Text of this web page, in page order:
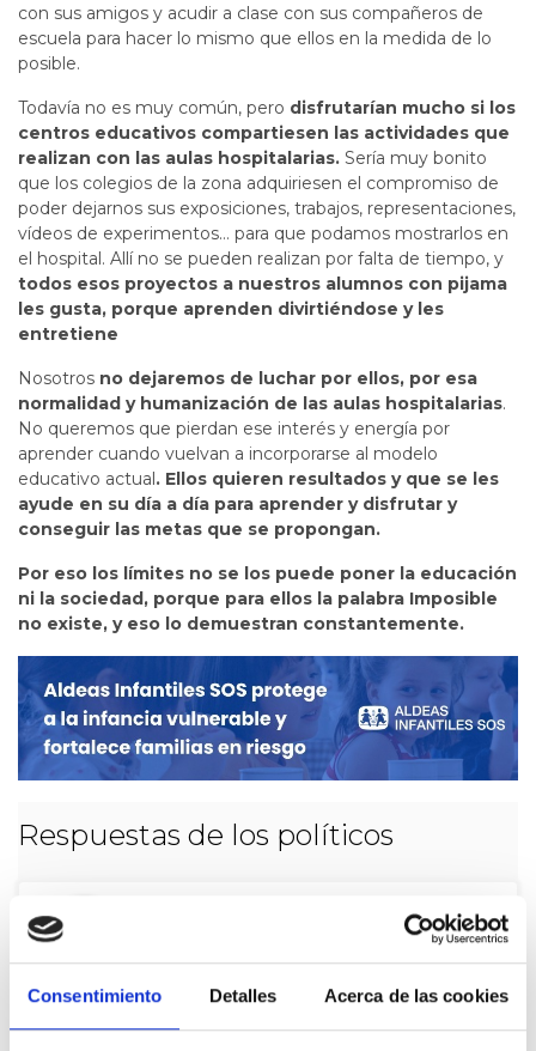
Consentimiento Detalles Acerca de las cookies
con sus amigos y acudir a clase con sus compañeros de
escuela para hacer lo mismo que ellos en la medida de lo
posible.
Todavía no es muy común, pero disfrutarían mucho si los
centros educativos compartiesen las actividades que
realizan con las aulas hospitalarias. Sería muy bonito
que los colegios de la zona adquiriesen el compromiso de
poder dejarnos sus exposiciones, trabajos, representaciones,
vídeos de experimentos… para que podamos mostrarlos en
el hospital. Allí no se pueden realizan por falta de tiempo, y
todos esos proyectos a nuestros alumnos con pijama
les gusta, porque aprenden divirtiéndose y les
entretiene
Nosotros no dejaremos de luchar por ellos, por esa
normalidad y humanización de las aulas hospitalarias.
No queremos que pierdan ese interés y energía por
aprender cuando vuelvan a incorporarse al modelo
educativo actual. Ellos quieren resultados y que se les
ayude en su día a día para aprender y disfrutar y
conseguir las metas que se propongan.
Por eso los límites no se los puede poner la educación
ni la sociedad, porque para ellos la palabra Imposible
no existe, y eso lo demuestran constantemente.
Respuestas de los políticos
Se trata de que, tanto en el
hospital como en el domicilio, la